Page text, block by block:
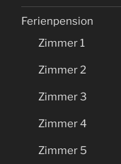
Ferienpension
Zimmer 1
Zimmer 2
Zimmer 3
Zimmer 4
Zimmer 5